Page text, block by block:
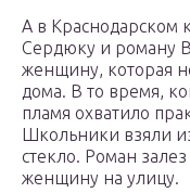
А в Краснодарском
Сердюку и роману
женщину, которая
дома. В то время,
пламя охватило
Школьники взяли
стекло. Роман
женщину на улицу.